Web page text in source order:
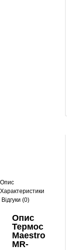
Опис
Характеристики
Відгуки (0)
Опис
Термос
Maestro
MR-